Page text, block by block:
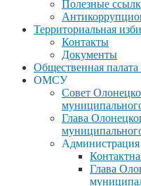
Полезные
Территориальная
Контакты
Документы
Общественная
ОМСУ
Совет
Глава
Администрация
Глава